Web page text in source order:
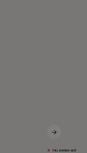
TÀI CHÍNH MỞ